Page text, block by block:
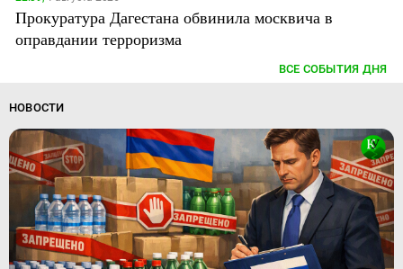
Прокуратура Дагестана обвинила москвича в
оправдании терроризма
ВСЕ СОБЫТИЯ ДНЯ
НОВОСТИ